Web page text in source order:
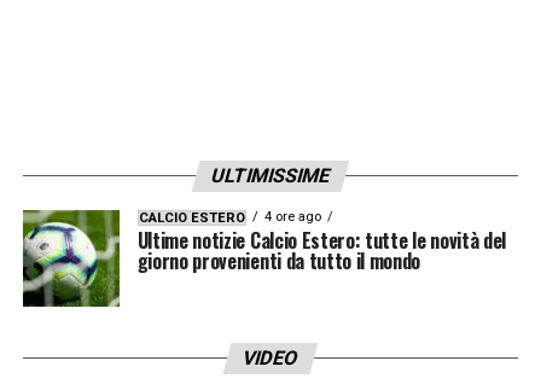
ULTIMISSIME
CALCIO ESTERO 4 ore ago
Ultime notizie Calcio Estero: tutte le novità del
giorno provenienti da tutto il mondo
VIDEO